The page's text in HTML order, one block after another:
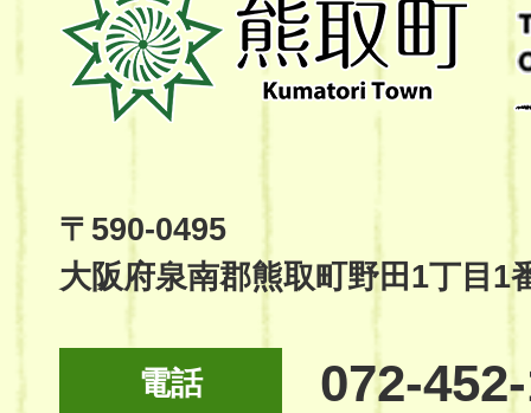
取
町
Kumatori
Site
〒590-0495
大阪府泉南郡熊取町野田1丁目1
電話 072-